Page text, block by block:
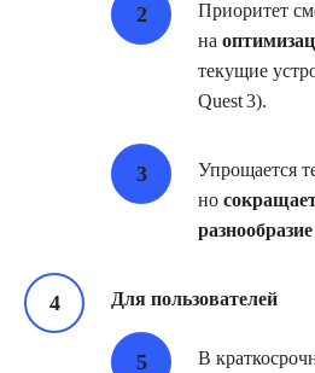
Приоритет
на
текущие
Quest 3).
Упрощается
но
разнообразие
Для пользователей
В